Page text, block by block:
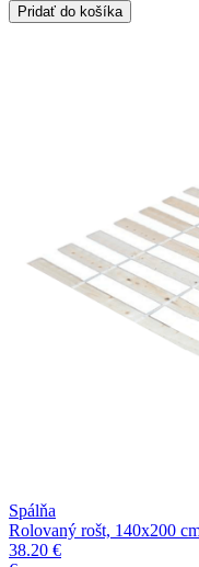
Spálňa
Rolovaný rošt, 140x200
38.20 €